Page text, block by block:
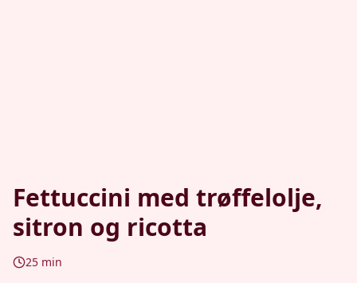
Fettuccini med trøffelolje,
sitron og ricotta
25 min